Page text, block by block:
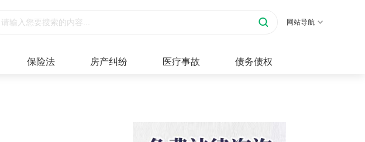
网站导航
保险法 房产纠纷 医疗事故 债务债权